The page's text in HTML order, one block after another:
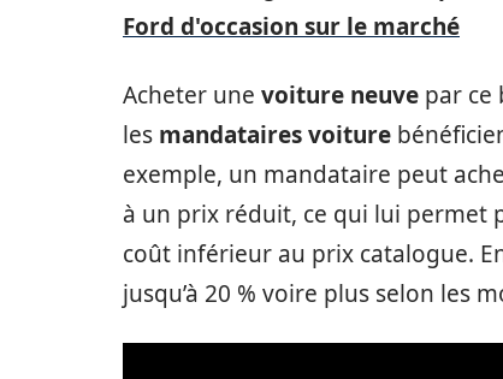
Ford d'occasion sur le marché
Acheter une voiture neuve par ce
les mandataires voiture
exemple, un mandataire peut
à un prix réduit, ce qui lui permet
coût inférieur au prix catalogue.
jusqu’à 20 % voire plus selon les